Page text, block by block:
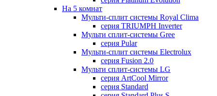
На 5 комнат
Мульти-сплит системы Royal Clima
серия TRIUMPH Inverter
Мульти сплит-системы Gree
серия Pular
Мульти-сплит системы Electrolux
серия Fusion 2.0
Мульти сплит-системы LG
серия ArtCool Mirror
серия Standard